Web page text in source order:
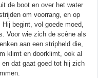
de boot en over het water
om voorrang, en op
begint, vol goede moed,
Voor wie zich de scène als
aan een stripheld die,
klimt en doorklimt, ook al
en dat gaat goed tot hij zich